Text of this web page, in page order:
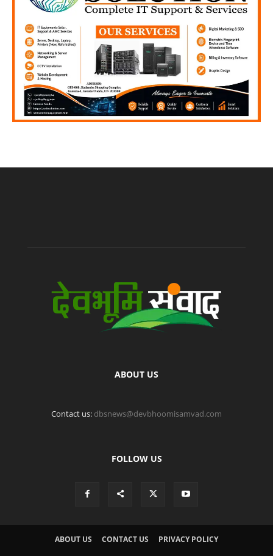
ABOUT US
Contact us: dbsnews@devbhoomisamvad.com
FOLLOW US
ABOUT US CONTACT US PRIVACY POLICY